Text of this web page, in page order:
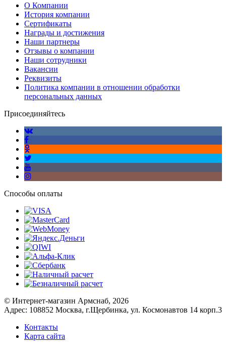
О Компании
История компании
Сертификаты
Награды и достижения
Наши партнеры
Отзывы о компании
Наши сотрудники
Вакансии
Реквизиты
Политика компании в отношении обработки
персональных данных
Присоединяйтесь
Способы оплаты
© Интернет-магазин Армснаб, 2026
Адрес: 108852 Москва, г.Щербинка, ул. Космонавтов 14 корп.3
Контакты
Карта сайта